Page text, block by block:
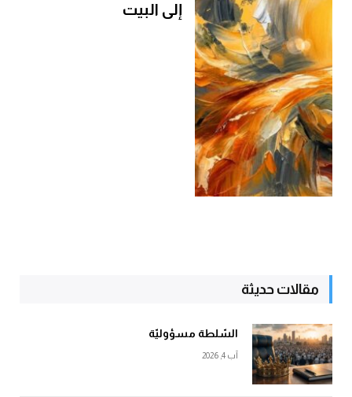
إلى البيت
مقالات حديثة
السّلطة مسؤوليّة
آب 4, 2026